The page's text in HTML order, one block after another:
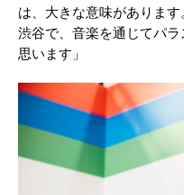
は、大きな意味がありま
渋谷で、音楽を通じてパ
思います」